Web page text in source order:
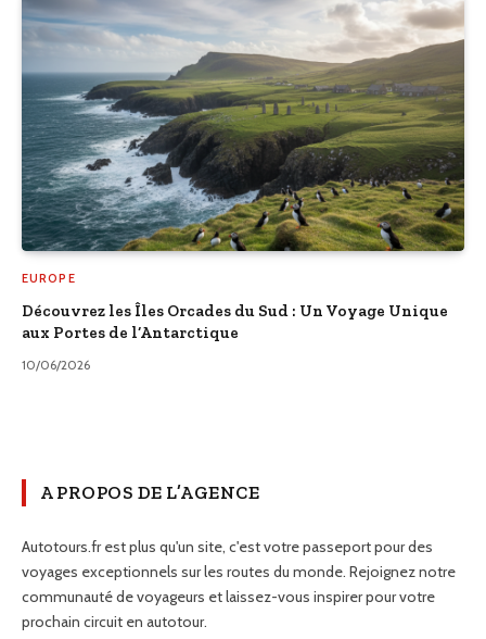
EUROPE
Découvrez les Îles Orcades du Sud : Un Voyage Unique
aux Portes de l’Antarctique
10/06/2026
A PROPOS DE L’AGENCE
Autotours.fr est plus qu'un site, c'est votre passeport pour des
voyages exceptionnels sur les routes du monde. Rejoignez notre
communauté de voyageurs et laissez-vous inspirer pour votre
prochain circuit en autotour.